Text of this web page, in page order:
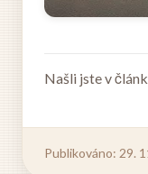
Našli jste v
Publikováno: 29.